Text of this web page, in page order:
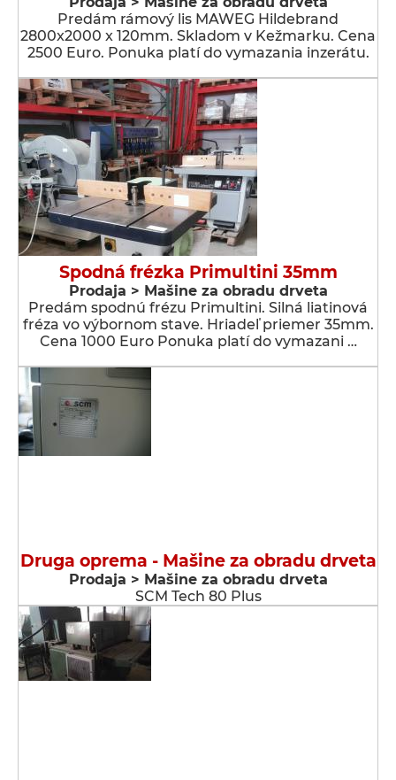
Predám rámový lis MAWEG Hildebrand
2800x2000 x 120mm. Skladom v Kežmarku. Cena
2500 Euro. Ponuka platí do vymazania inzerátu.
Spodná frézka Primultini 35mm
Prodaja > Мašine za obradu drveta
Predám spodnú frézu Primultini. Silná liatinová
fréza vo výbornom stave. Hriadeľ priemer 35mm.
Cena 1000 Euro Ponuka platí do vymazani …
Druga oprema - Мašine za obradu drveta
Prodaja > Мašine za obradu drveta
SCM Tech 80 Plus